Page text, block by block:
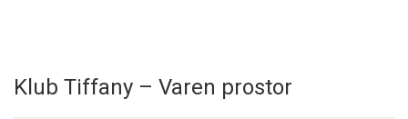
Klub Tiffany – Varen prostor